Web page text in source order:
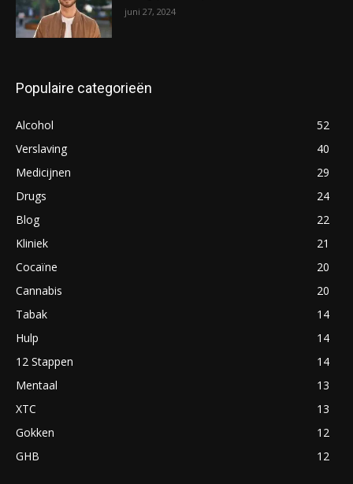
juni 27, 2024
Populaire categorieën
Alcohol
52
Verslaving
40
Medicijnen
29
Drugs
24
Blog
22
Kliniek
21
Cocaïne
20
Cannabis
20
Tabak
14
Hulp
14
12 Stappen
14
Mentaal
13
XTC
13
Gokken
12
GHB
12